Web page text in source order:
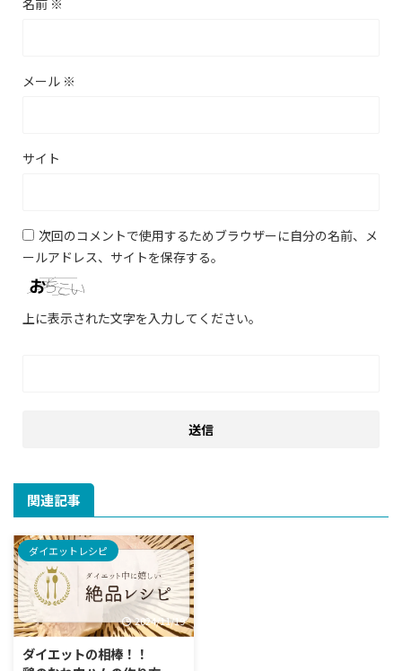
名前 ※
メール ※
サイト
次回のコメントで使用するためブラウザーに自分の名前、メ
ールアドレス、サイトを保存する。
上に表示された文字を入力してください。
関連記事
ダイエットレシピ
2024/11/19
ダイエットの相棒！！